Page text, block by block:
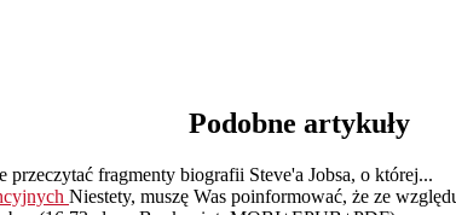
Podobne artykuły
przeczytać fragmenty biografii Steve'a Jobsa, o której...
Niestety, muszę Was poinformować, że ze